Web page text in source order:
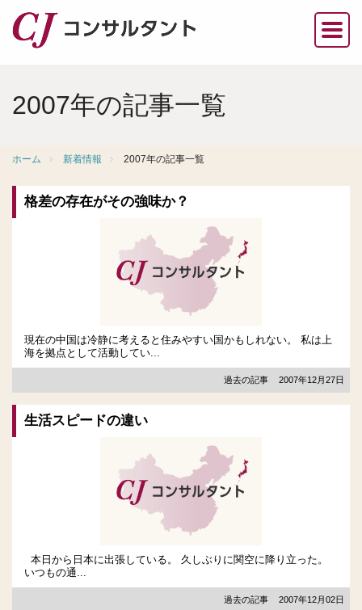
2007年の記事一覧
ホーム 新着情報 2007年の記事一覧
格差の存在がその強味か？
現在の中国は冷静に考えると住みやすい国かもしれない。 私は上
海を拠点として活動してい...
過去の記事 2007年12月27日
生活スピードの違い
本日から日本に出張している。 久しぶりに関空に降り立った。
いつもの通...
過去の記事 2007年12月02日